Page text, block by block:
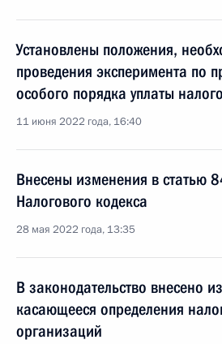
Установлены положения,
проведения эксперимента по
особого порядка уплаты
11 июня 2022 года, 16:40
Внесены изменения в статью
Налогового кодекса
28 мая 2022 года, 13:35
В законодательство внесено
касающееся определения
организаций